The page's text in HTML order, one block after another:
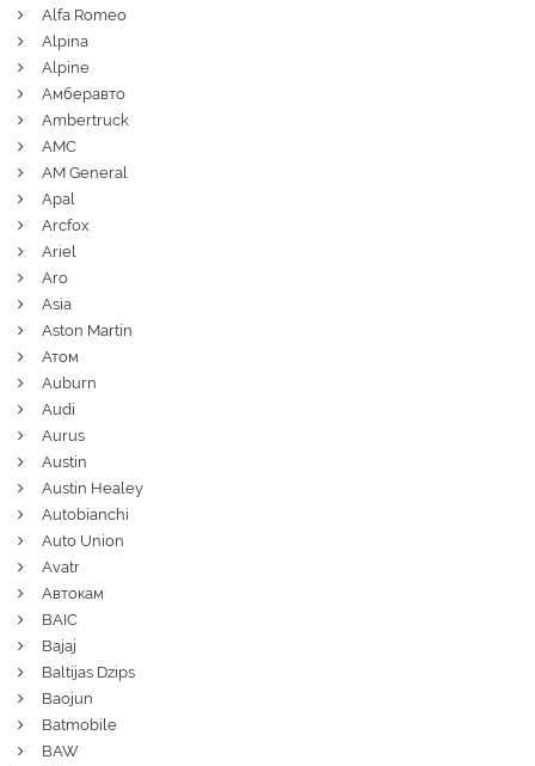
Alfa Romeo
Alpina
Alpine
Амберавто
Ambertruck
AMC
AM General
Apal
Arcfox
Ariel
Aro
Asia
Aston Martin
Атом
Auburn
Audi
Aurus
Austin
Austin Healey
Autobianchi
Auto Union
Avatr
Автокам
BAIC
Bajaj
Baltijas Dzips
Baojun
Batmobile
BAW